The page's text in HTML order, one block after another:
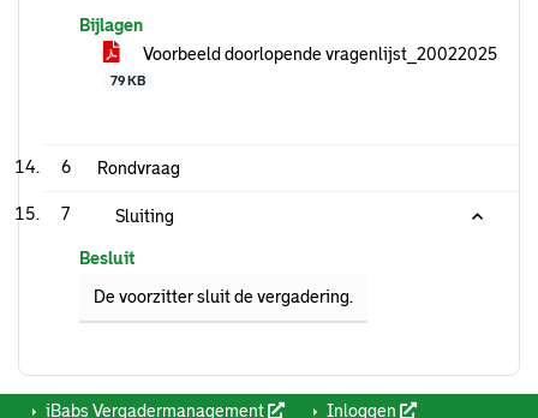
Bijlagen
Voorbeeld doorlopende vragenlijst_20022025
79 KB
6 Rondvraag
7 Sluiting
Besluit
De voorzitter sluit de vergadering.
iBabs Vergadermanagement Inloggen